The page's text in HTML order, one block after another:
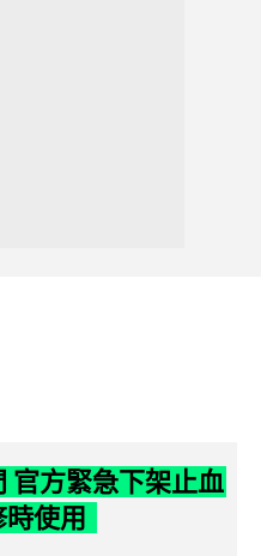
官方緊急下架止血
使用